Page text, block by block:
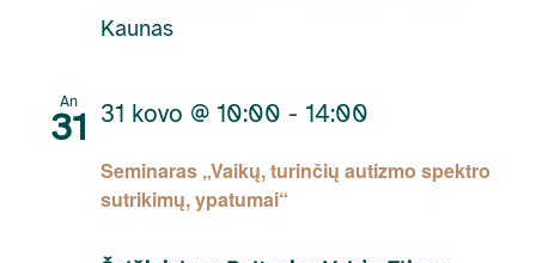
Kaunas
An
31
Seminaras „Vaikų, turinčių autizmo spektro
sutrikimų, ypatumai“
31 kovo @ 10:00 - 14:00